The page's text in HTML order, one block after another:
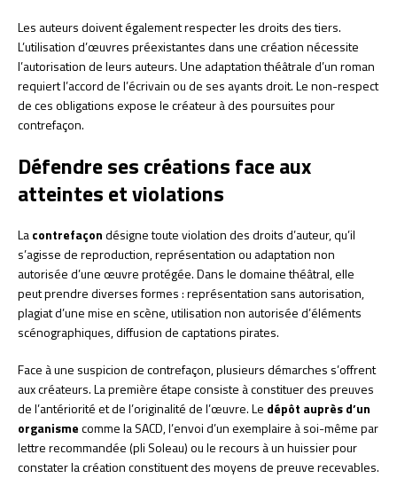
Les auteurs doivent également respecter les droits des tiers.
L’utilisation d’œuvres préexistantes dans une création nécessite
l’autorisation de leurs auteurs. Une adaptation théâtrale d’un roman
requiert l’accord de l’écrivain ou de ses ayants droit. Le non-respect
de ces obligations expose le créateur à des poursuites pour
contrefaçon.
Défendre ses créations face aux
atteintes et violations
Lacontrefaçondésigne toute violation des droits d’auteur, qu’il
s’agisse de reproduction, représentation ou adaptation non
autorisée d’une œuvre protégée. Dans le domaine théâtral, elle
peut prendre diverses formes : représentation sans autorisation,
plagiat d’une mise en scène, utilisation non autorisée d’éléments
scénographiques, diffusion de captations pirates.
Face à une suspicion de contrefaçon, plusieurs démarches s’offrent
aux créateurs. La première étape consiste à constituer des preuves
de l’antériorité et de l’originalité de l’œuvre. Le dépôt auprès d’un
organismecomme la SACD, l’envoi d’un exemplaire à soi-même par
lettre recommandée (pli Soleau) ou le recours à un huissier pour
constater la création constituent des moyens de preuve recevables.